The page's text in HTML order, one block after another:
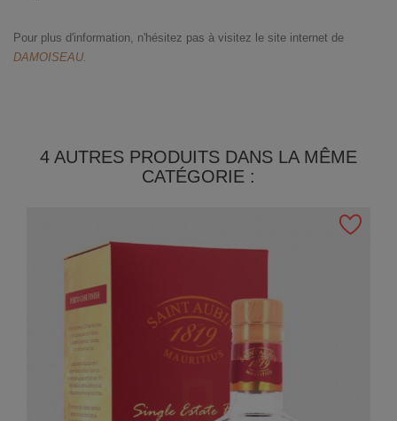
Pour plus d'information, n'hésitez pas à visitez le site internet de
DAMOISEAU.
4 AUTRES PRODUITS DANS LA MÊME
CATÉGORIE :